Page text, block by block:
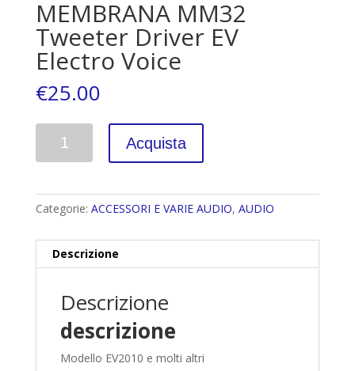
MEMBRANA MM32
Tweeter Driver EV
Electro Voice
€25.00
Acquista
Categorie: ACCESSORI E VARIE AUDIO, AUDIO
Descrizione
Descrizione
descrizione
Modello EV2010 e molti altri